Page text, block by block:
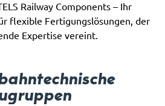
Railway Components – Ihr
flexible Fertigungslösungen, der
Expertise vereint.